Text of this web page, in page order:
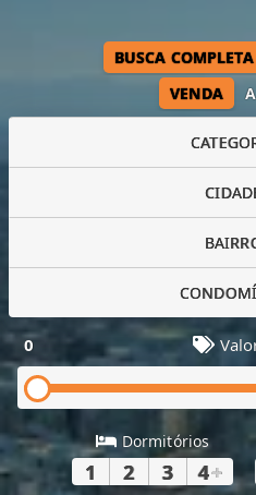
VENDA
BUSCA COMPLETA
0
Dormitórios
1 2 3 4+